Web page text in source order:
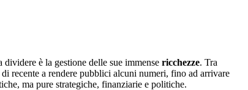
è la gestione delle sue immense ricchezze. Tra
recente a rendere pubblici alcuni numeri, fino ad arrivare
ma pure strategiche, finanziarie e politiche.